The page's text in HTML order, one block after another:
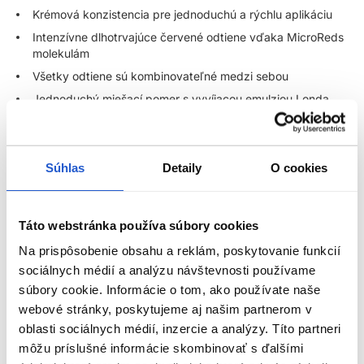
Súhlas Detaily O cookies
Táto webstránka používa súbory cookies
Na prispôsobenie obsahu a reklám, poskytovanie funkcií
sociálnych médií a analýzu návštevnosti používame
súbory cookie. Informácie o tom, ako používate naše
webové stránky, poskytujeme aj našim partnerom v
oblasti sociálnych médií, inzercie a analýzy. Títo partneri
môžu príslušné informácie skombinovať s ďalšími
Krémová konzistencia pre jednoduchú a rýchlu aplikáciu
Intenzívne dlhotrvajúce červené odtiene vďaka MicroReds
molekulám
Všetky odtiene sú kombinovateľné medzi sebou
Jednoduchý miešací pomer s vyvíjacou emulziou Londa
Miešací pomer:
Miešací pomer pre všetky permanentné farby je
výnimkou Special Blonde)
Miešací pomer Londa Professional Special Blonde (farby v
12/ rade)1:2
Akú použiť vyvíjaciu emulziu Londa Professional?
12% Vyvíjacia emulzia
ZOBRAZIŤ VIAC